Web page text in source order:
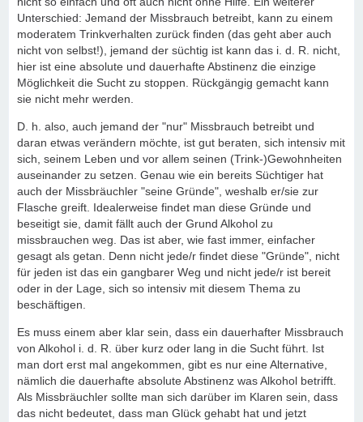
Unterschied: Jemand der Missbrauch betreibt, kann zu einem
moderatem Trinkverhalten zurück finden (das geht aber auch
nicht von selbst!), jemand der süchtig ist kann das i. d. R. nicht,
hier ist eine absolute und dauerhafte Abstinenz die einzige
Möglichkeit die Sucht zu stoppen. Rückgängig gemacht kann
sie nicht mehr werden.
D. h. also, auch jemand der "nur" Missbrauch betreibt und
daran etwas verändern möchte, ist gut beraten, sich intensiv mit
sich, seinem Leben und vor allem seinen (Trink-)Gewohnheiten
auseinander zu setzen. Genau wie ein bereits Süchtiger hat
auch der Missbräuchler "seine Gründe", weshalb er/sie zur
Flasche greift. Idealerweise findet man diese Gründe und
beseitigt sie, damit fällt auch der Grund Alkohol zu
missbrauchen weg. Das ist aber, wie fast immer, einfacher
gesagt als getan. Denn nicht jede/r findet diese "Gründe", nicht
für jeden ist das ein gangbarer Weg und nicht jede/r ist bereit
oder in der Lage, sich so intensiv mit diesem Thema zu
beschäftigen.
Es muss einem aber klar sein, dass ein dauerhafter Missbrauch
von Alkohol i. d. R. über kurz oder lang in die Sucht führt. Ist
man dort erst mal angekommen, gibt es nur eine Alternative,
nämlich die dauerhafte absolute Abstinenz was Alkohol betrifft.
Als Missbräuchler sollte man sich darüber im Klaren sein, dass
das nicht bedeutet, dass man Glück gehabt hat und jetzt